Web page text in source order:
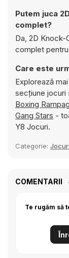
Putem juca
complet?
Da, 2D
complet
Care este
Explorează
secțiune jocuri
Boxing
Gang Stars -
Y8 Jocuri.
Categorie:
COMENTARII
Te rugăm să